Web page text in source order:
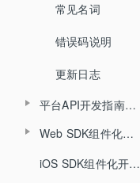
回放
课堂数据统计
常见名词
错误码说明
更新日志
平台API开发指南（旧版本）
API概述
小班课管理API
Web SDK组件化开发指南
Web SDK组件化快速集成文档
iOS SDK组件化开发指南